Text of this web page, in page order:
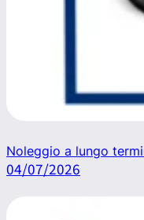
Noleggio a lungo
04/07/2026